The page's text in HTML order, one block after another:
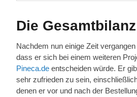
Die Gesamtbilanz
Nachdem nun einige Zeit
dass er sich bei einem weiteren
Pineca.de entscheiden würde. Er
sehr zufrieden zu sein,
denen er vor und nach der